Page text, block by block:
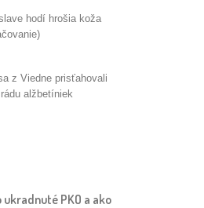
hodí hrošia koža
z Viedne prisťahovali
alžbetíniek
ukradnuté PKO a ako